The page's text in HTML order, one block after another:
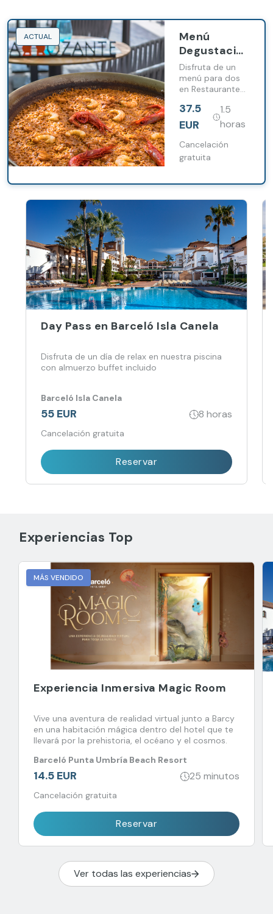
ACTUAL
Menú
Degustación
en
Arrozante
Disfruta de un
menú para dos
en Restaurante
el arroz es el gran
protagonista,
dos bebidas
incluidas.
37.5
EUR
1.5
horas
Cancelación
gratuita
Day Pass en Barceló Isla Canela
Disfruta de un día de relax en nuestra piscina
con almuerzo buffet incluido
Barceló Isla Canela
55 EUR 8 horas
Cancelación gratuita
Reservar
Experiencias Top
MÁS VENDIDO
Experiencia Inmersiva Magic Room
Vive una aventura de realidad virtual junto a Barcy
en una habitación mágica dentro del hotel que te
llevará por la prehistoria, el océano y el cosmos.
Barceló Punta Umbría Beach Resort
14.5 EUR 25 minutos
Cancelación gratuita
Reservar
Ver todas las experiencias